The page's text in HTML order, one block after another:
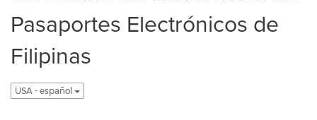
Pasaportes Electrónicos de
Filipinas
USA - español